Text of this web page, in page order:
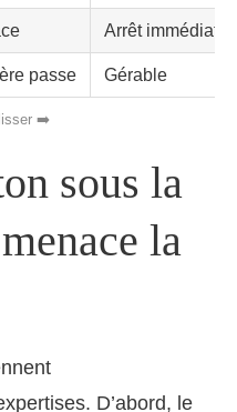
Arrêt immédiat
passe Gérable
sous la
la
D’abord, le